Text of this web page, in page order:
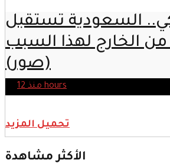
السعودية تستقبل
الخارج لهذا السبب
(صور)
منذ 12 hours
تحميل المزيد
الأكثر مشاهدة